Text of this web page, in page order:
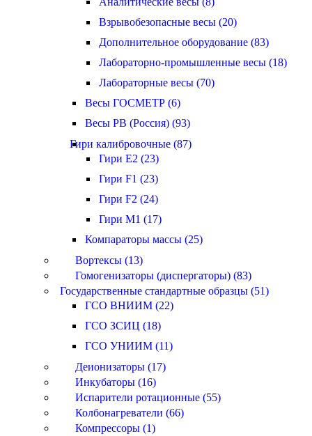
Взрывобезопасные весы (20)
Дополнительное оборудование (83)
Лабораторно-промышленные весы (18)
Лабораторные весы (70)
Весы ГОСМЕТР (6)
Весы РВ (Россия) (93)
Гири калибровочные (87)
Гири E2 (23)
Гири F1 (23)
Гири F2 (24)
Гири M1 (17)
Компараторы массы (25)
Вортексы (13)
Гомогенизаторы (диспергаторы) (83)
Государственные стандартные образцы (51)
ГСО ВНИИМ (22)
ГСО ЗСИЦ (18)
ГСО УНИИМ (11)
Деионизаторы (17)
Инкубаторы (16)
Испарители ротационные (55)
Колбонагреватели (66)
Компрессоры (1)